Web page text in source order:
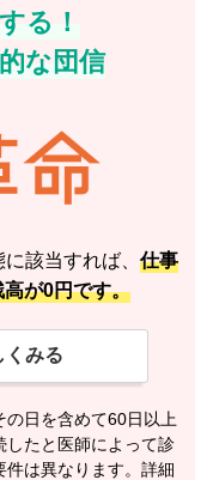
る！
な団信
該当すれば、 仕事
が0円です。
くみる
日を含めて60日以上
したと医師によって診
件は異なります。詳細